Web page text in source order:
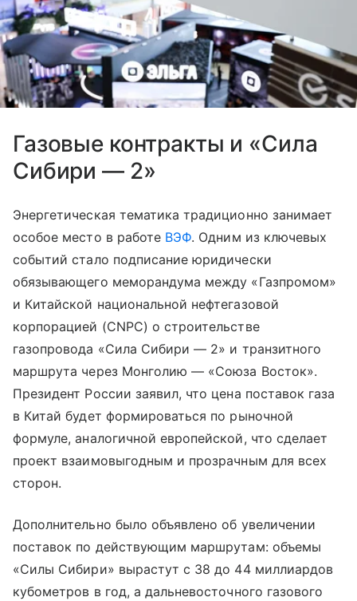
Газовые контракты и «Сила
Сибири — 2»
Энергетическая тематика традиционно занимает
особое место в работе ВЭФ. Одним из ключевых
событий стало подписание юридически
обязывающего меморандума между «Газпромом»
и Китайской национальной нефтегазовой
корпорацией (CNPC) о строительстве
газопровода «Сила Сибири — 2» и транзитного
маршрута через Монголию — «Союза Восток».
Президент России заявил, что цена поставок газа
в Китай будет формироваться по рыночной
формуле, аналогичной европейской, что сделает
проект взаимовыгодным и прозрачным для всех
сторон.
Дополнительно было объявлено об увеличении
поставок по действующим маршрутам: объемы
«Силы Сибири» вырастут с 38 до 44 миллиардов
кубометров в год, а дальневосточного газового